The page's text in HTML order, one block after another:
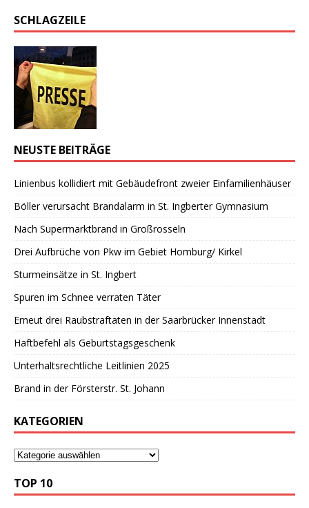
SCHLAGZEILE
NEUSTE BEITRÄGE
Linienbus kollidiert mit Gebäudefront zweier Einfamilienhäuser
Böller verursacht Brandalarm in St. Ingberter Gymnasium
Nach Supermarktbrand in Großrosseln
Drei Aufbrüche von Pkw im Gebiet Homburg/ Kirkel
Sturmeinsätze in St. Ingbert
Spuren im Schnee verraten Täter
Erneut drei Raubstraftaten in der Saarbrücker Innenstadt
Haftbefehl als Geburtstagsgeschenk
Unterhaltsrechtliche Leitlinien 2025
Brand in der Försterstr. St. Johann
KATEGORIEN
TOP 10